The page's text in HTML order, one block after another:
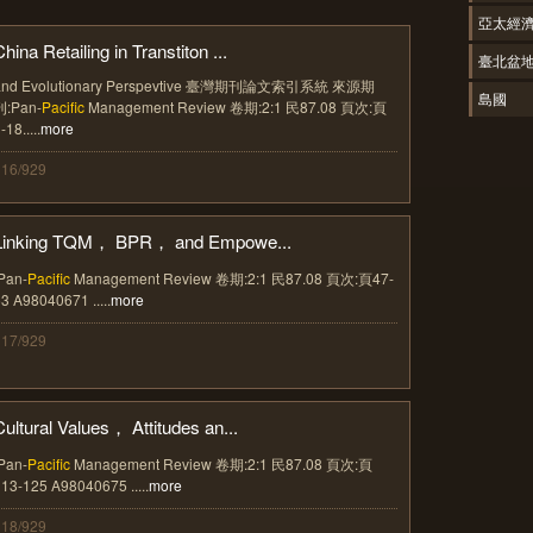
Retailing in Transtiton ...
Evolutionary Perspevtive 臺灣期刊論文索引系統 來源期
:Pan-Pacific Management Review 卷期:2:1 民87.08 頁次:頁
18.....more
929
TQM， BPR， and Empowe...
Pacific Management Review 卷期:2:1 民87.08 頁次:頁47-
A98040671 .....more
929
Values， Attitudes an...
Pacific Management Review 卷期:2:1 民87.08 頁次:頁
125 A98040675 .....more
929
亞太經
臺北盆
島國